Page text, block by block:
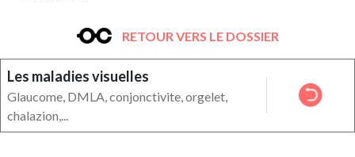
RETOUR VERS LE DOSSIER
Les maladies visuelles
Glaucome, DMLA, conjonctivite, orgelet,
chalazion,...